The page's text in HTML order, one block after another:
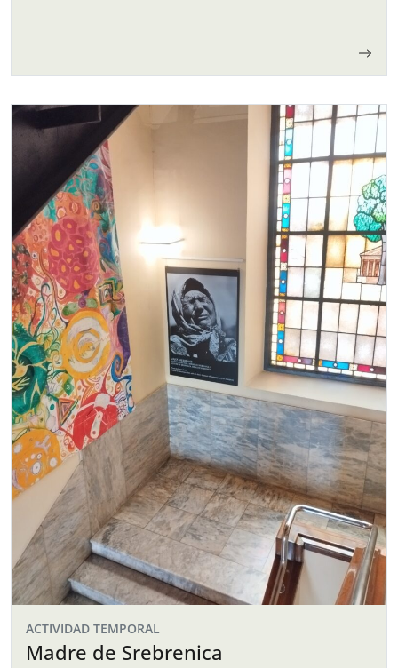
ACTIVIDAD TEMPORAL
Madre de Srebrenica